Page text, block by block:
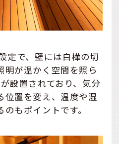
定で、壁には白樺の切
明が温かく空間を照ら
設置されており、気分
位置を変え、温度や湿
もポイントです。